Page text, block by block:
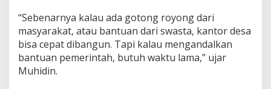
“Sebenarnya kalau ada gotong royong dari
masyarakat, atau bantuan dari swasta, kantor desa
bisa cepat dibangun. Tapi kalau mengandalkan
bantuan pemerintah, butuh waktu lama,” ujar
Muhidin.